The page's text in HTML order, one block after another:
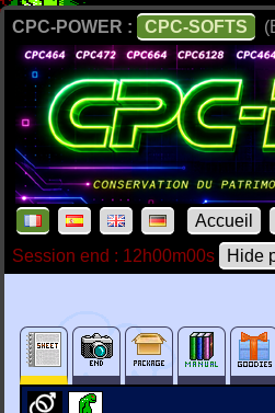
CPC-POWER : CPC-SOFTS
Accueil
Session end : 12h00m00s
Hide